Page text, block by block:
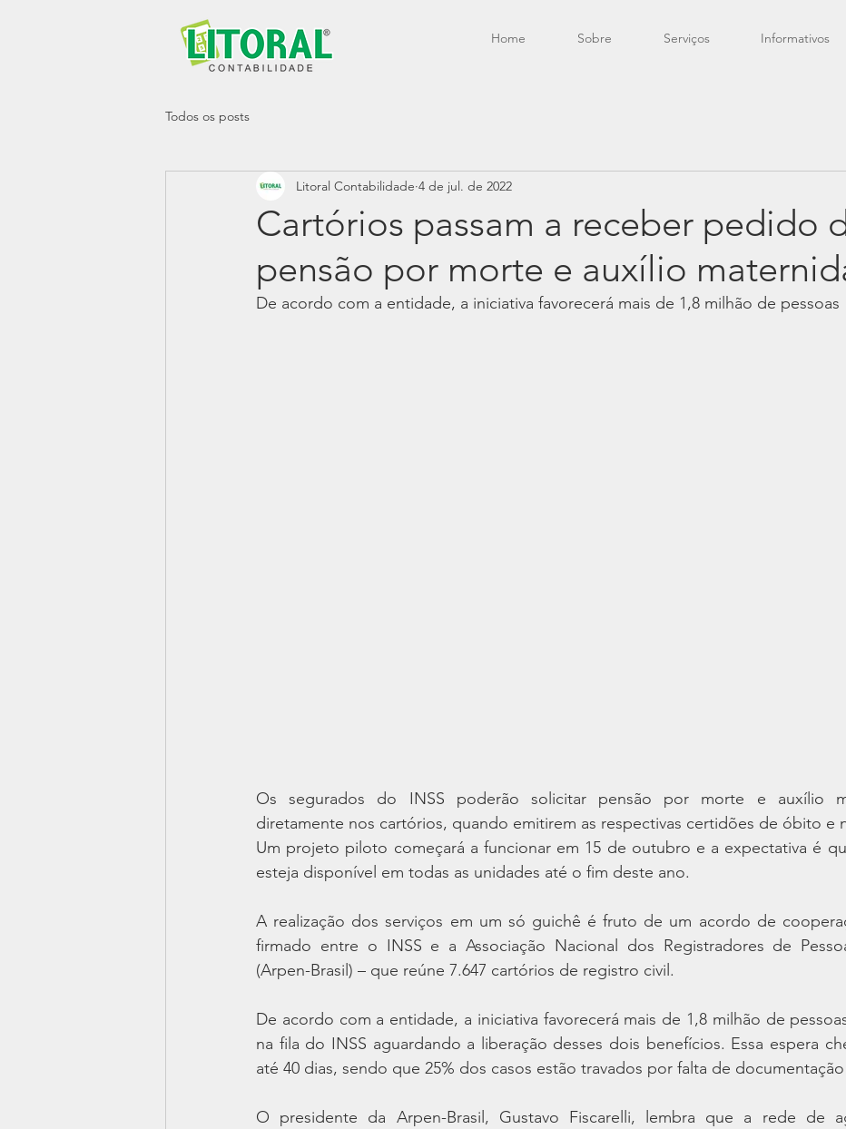
Home Sobre Serviços Informativos
Todos os posts
Cartórios passam a receber pedido
pensão por morte e auxílio
Litoral Contabilidade 4 de jul. de 2022
De acordo com a entidade, a iniciativa favorecerá mais de 1,8 milhão de pessoas
Os segurados do INSS poderão solicitar pensão por morte e auxílio
diretamente nos cartórios, quando emitirem as respectivas certidões de óbito e
Um projeto piloto começará a funcionar em 15 de outubro e a expectativa é
esteja disponível em todas as unidades até o fim deste ano.
A realização dos serviços em um só guichê é fruto de um acordo de
firmado entre o INSS e a Associação Nacional dos Registradores de
(Arpen-Brasil) – que reúne 7.647 cartórios de registro civil.
De acordo com a entidade, a iniciativa favorecerá mais de 1,8 milhão de
na fila do INSS aguardando a liberação desses dois benefícios. Essa espera
até 40 dias, sendo que 25% dos casos estão travados por falta de
O presidente da Arpen-Brasil, Gustavo Fiscarelli, lembra que a rede de